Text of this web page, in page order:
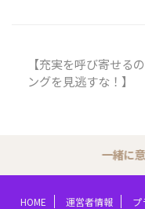
【充実を呼び寄せる
ングを見逃すな！】
一緒に意識
HOME 運営者情報
プ